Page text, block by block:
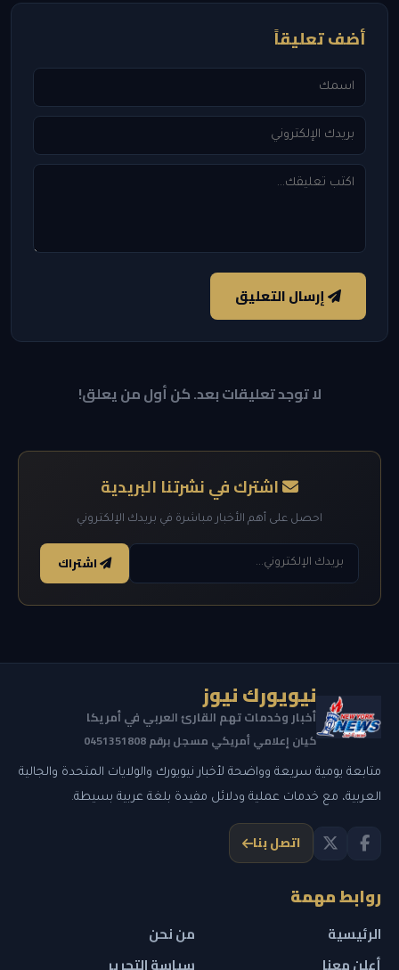
أضف تعليقاً
إرسال التعليق
لا توجد تعليقات بعد. كن أول من يعلق!
اشترك في نشرتنا البريدية
احصل على أهم الأخبار مباشرة في بريدك الإلكتروني
اشتراك
نيويورك نيوز
أخبار وخدمات تهم القارئ العربي في أمريكا
كيان إعلامي أمريكي مسجل برقم 0451351808
متابعة يومية سريعة وواضحة لأخبار نيويورك والولايات المتحدة والجالية
العربية، مع خدمات عملية ودلائل مفيدة بلغة عربية بسيطة.
اتصل بنا
روابط مهمة
الرئيسية
من نحن